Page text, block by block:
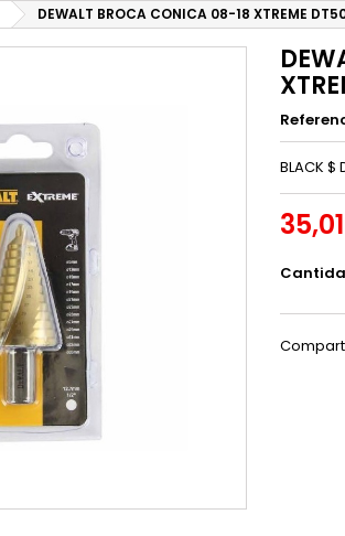
DEWALT BROCA CONICA 08-18 XTREME
BLACK $